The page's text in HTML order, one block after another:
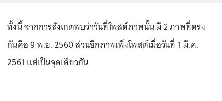
ทั้งนี้ จากการสังเกตพบว่าวันที่โพสต์ภาพนั้น มี 2 ภาพที่ตรง
กันคือ 9 พ.ย. 2560 ส่วนอีกภาพเพิ่งโพสต์เมื่อวันที่ 1 มี.ค.
2561 แต่เป็นจุดเดียวกัน